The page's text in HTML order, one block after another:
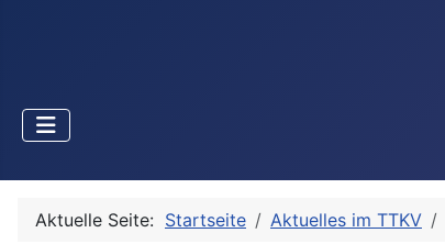
Aktuelle Seite: Startseite Aktuelles im TTKV